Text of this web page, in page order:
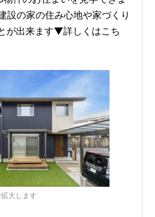
の家の住み心地や家づくり
が出来ます▼詳しくはこち
大します